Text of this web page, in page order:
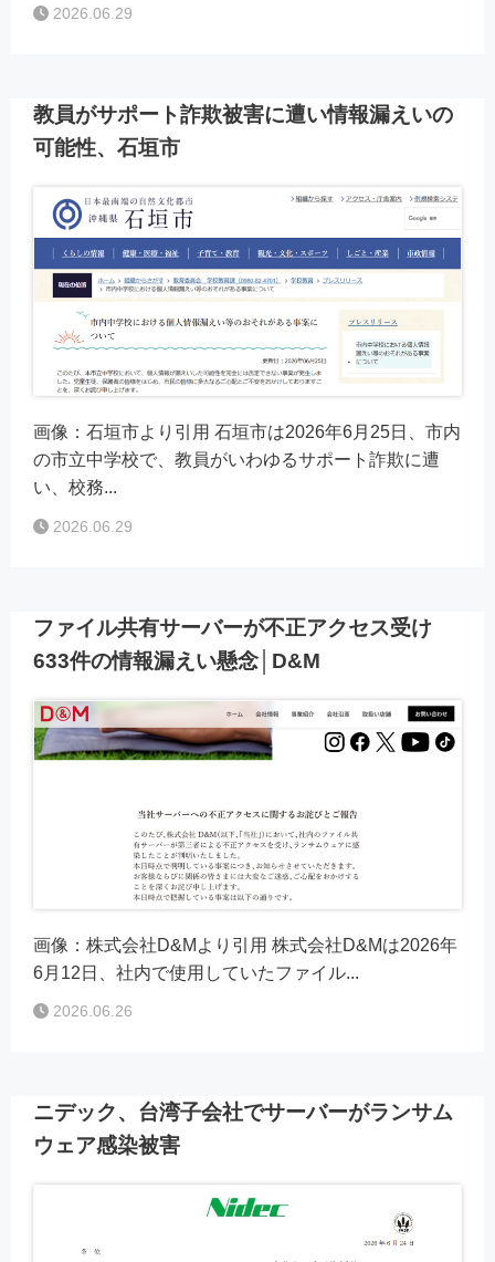
2026.06.29
教員がサポート詐欺被害に遭い情報漏えいの
可能性、石垣市
画像：石垣市より引用 石垣市は2026年6月25日、市内
の市立中学校で、教員がいわゆるサポート詐欺に遭
い、校務...
2026.06.29
ファイル共有サーバーが不正アクセス受け
633件の情報漏えい懸念│D&M
画像：株式会社D&Mより引用 株式会社D&Mは2026年
6月12日、社内で使用していたファイル...
2026.06.26
ニデック、台湾子会社でサーバーがランサム
ウェア感染被害